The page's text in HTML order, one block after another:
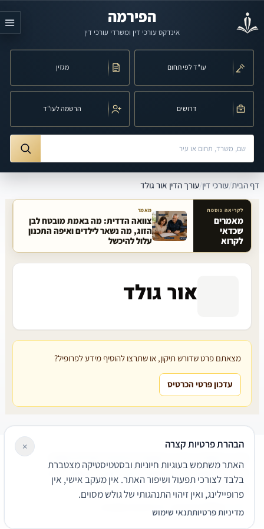
הפירמה
אינדקס עורכי דין ומשרדי עורכי דין
עו"ד לפי תחום מגזין
דרושים הרשמה לעו"ד
חיפוש לפי שם, משרד, תחום משפט או עיר
דף הבית/עורכי דין/עורך הדין אור גולד
מאמרים קשורים באתר
לקריאה נוספת
מאמרים
שכדאי
לקרוא
מאמר
צוואה הדדית: מה באמת מובטח לבן
הזוג, מה נשאר לילדים ואיפה התכנון
עלול להיכשל
אור גולד
מצאתם פרט שדורש תיקון, או שתרצו להוסיף מידע לפרופיל?
עדכון פרטי הכרטיס
שירותים משפטיים
דרושים צור קשר נגישותפרטיות
תנאי שימוש
© 2026 הפירמה. כל הזכויות שמורות.
הבהרת פרטיות קצרה
האתר משתמש בעוגיות חיוניות ובסטטיסטיקה מצטברת
בלבד לצורכי תפעול ושיפור האתר. אין מעקב אישי, אין
פרופיילינג, ואין זיהוי התנהגותי של גולש מסוים.
מדיניות פרטיותתנאי שימוש
×